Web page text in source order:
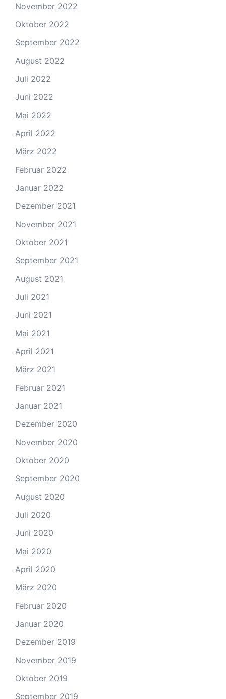
November 2022
Oktober 2022
September 2022
August 2022
Juli 2022
Juni 2022
Mai 2022
April 2022
März 2022
Februar 2022
Januar 2022
Dezember 2021
November 2021
Oktober 2021
September 2021
August 2021
Juli 2021
Juni 2021
Mai 2021
April 2021
März 2021
Februar 2021
Januar 2021
Dezember 2020
November 2020
Oktober 2020
September 2020
August 2020
Juli 2020
Juni 2020
Mai 2020
April 2020
März 2020
Februar 2020
Januar 2020
Dezember 2019
November 2019
Oktober 2019
September 2019